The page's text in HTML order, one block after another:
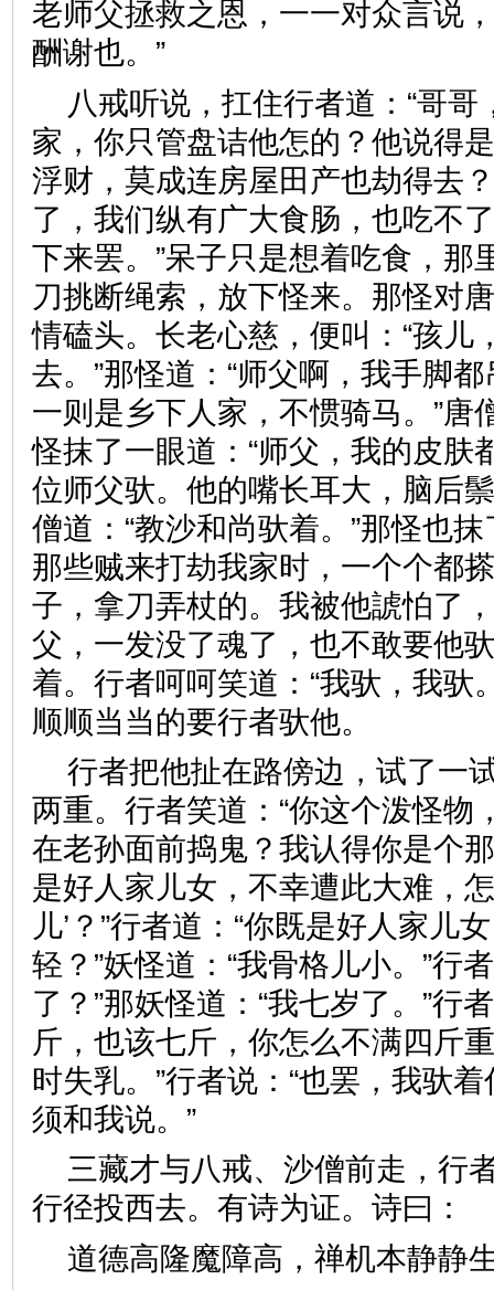
老师父拯救之恩，一一对众言说
酬谢也。”
八戒听说，扛住行者道：“哥
家，你只管盘诘他怎的？他说得
浮财，莫成连房屋田产也劫得去
了，我们纵有广大食肠，也吃不
下来罢。”呆子只是想着吃食，那
刀挑断绳索，放下怪来。那怪对
情磕头。长老心慈，便叫：“孩儿
去。”那怪道：“师父啊，我手脚
一则是乡下人家，不惯骑马。”唐
怪抹了一眼道：“师父，我的皮肤
位师父驮。他的嘴长耳大，脑后
僧道：“教沙和尚驮着。”那怪也
那些贼来打劫我家时，一个个都
子，拿刀弄杖的。我被他諕怕了
父，一发没了魂了，也不敢要他
着。行者呵呵笑道：“我驮，我驮
顺顺当当的要行者驮他。
行者把他扯在路傍边，试了一
两重。行者笑道：“你这个泼怪物
在老孙面前捣鬼？我认得你是个
是好人家儿女，不幸遭此大难，
儿’？”行者道：“你既是好人家儿
轻？”妖怪道：“我骨格儿小。”行
了？”那妖怪道：“我七岁了。”行
斤，也该七斤，你怎么不满四斤
时失乳。”行者说：“也罢，我驮
须和我说。”
三藏才与八戒、沙僧前走，行
行径投西去。有诗为证。诗
道德高隆魔障高，禅机本